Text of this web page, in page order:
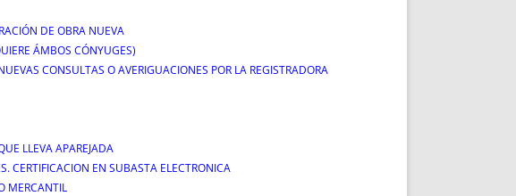
DE OBRA NUEVA
ÁMBOS CÓNYUGES)
CONSULTAS O AVERIGUACIONES POR LA REGISTRADORA
LLEVA APAREJADA
CERTIFICACION EN SUBASTA ELECTRONICA
MERCANTIL